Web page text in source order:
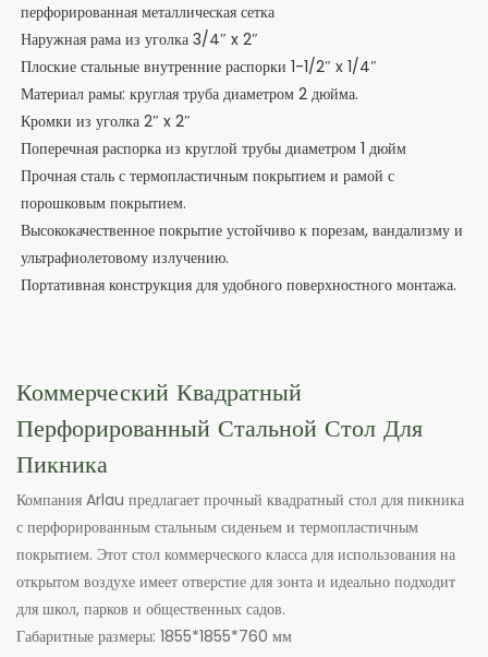
перфорированная металлическая сетка
Наружная рама из уголка 3/4″ x 2″
Плоские стальные внутренние распорки 1-1/2″ x 1/4″
Материал рамы: круглая труба диаметром 2 дюйма.
Кромки из уголка 2″ x 2″
Поперечная распорка из круглой трубы диаметром 1 дюйм
Прочная сталь с термопластичным покрытием и рамой с
порошковым покрытием.
Высококачественное покрытие устойчиво к порезам, вандализму и
ультрафиолетовому излучению.
Портативная конструкция для удобного поверхностного монтажа.
Коммерческий Квадратный
Перфорированный Стальной Стол Для
Пикника
Компания Arlau предлагает прочный квадратный стол для пикника
с перфорированным стальным сиденьем и термопластичным
покрытием. Этот стол коммерческого класса для использования на
открытом воздухе имеет отверстие для зонта и идеально подходит
для школ, парков и общественных садов.
Габаритные размеры: 1855*1855*760 мм